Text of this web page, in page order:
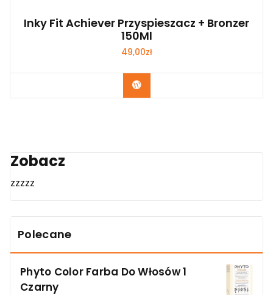
Inky Fit Achiever Przyspieszacz + Bronzer
150Ml
49,00zł
Zobacz
Zobacz
zzzzz
Polecane
Phyto Color Farba Do Włosów 1
Czarny